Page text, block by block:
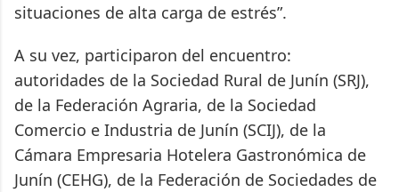
situaciones de alta carga de estrés”.
A su vez, participaron del encuentro:
autoridades de la Sociedad Rural de Junín (SRJ),
de la Federación Agraria, de la Sociedad
Comercio e Industria de Junín (SCIJ), de la
Cámara Empresaria Hotelera Gastronómica de
Junín (CEHG), de la Federación de Sociedades de